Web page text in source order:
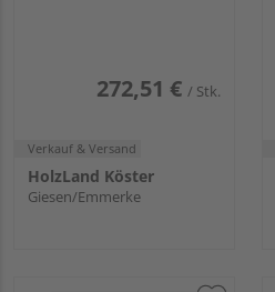
272,51 € / Stk.
Verkauf & Versand
HolzLand Köster
Giesen/Emmerke